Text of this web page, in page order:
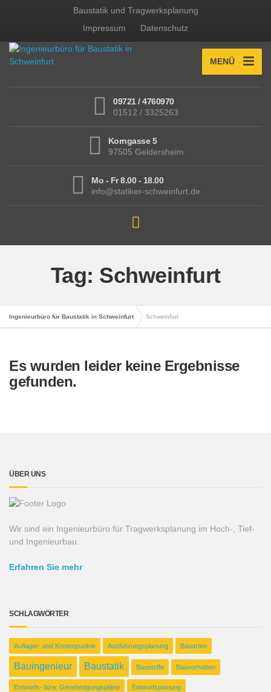
Baustatik und Tragwerksplanung
Impressum
Datenschutz
MENÜ
09721 / 4760970
01512 / 3325263
Korngasse 5
97505 Geldersheim
Mo - Fr 8.00 - 18.00
info@statiker-schweinfurt.de
Tag: Schweinfurt
Ingenieurbüro für Baustatik in Schweinfurt Schweinfurt
Es wurden leider keine Ergebnisse
gefunden.
ÜBER UNS
Wir sind ein Ingenieurbüro für Tragwerksplanung im Hoch-, Tief-
und Ingenieurbau.
Erfahren Sie mehr
SCHLAGWÖRTER
Auflager- und Knotenpunkte Ausführungsplanung Bauarten
Bauingenieur Baustatik Baustoffe Bauvorhaben
Entwurfs- bzw. Genehmigungspläne Entwurfsplanung